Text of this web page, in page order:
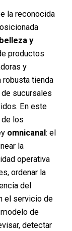
la reconocida
y
productos
y
robusta tienda
de sucursales
En este
los
omnicanal : el
la
operativa
ordenar la
del
el servicio de
de
detectar